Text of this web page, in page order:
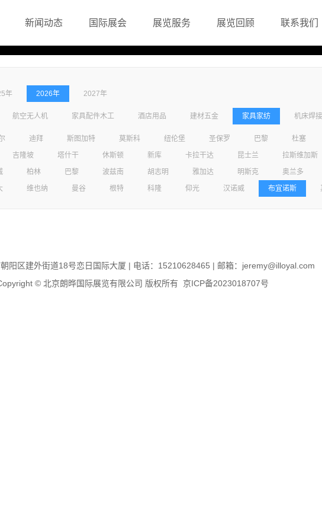
新闻动态 国际展会 展览服务 展览回顾 联系我们
年 2026年 2027年
航空无人机 家具配件木工 酒店用品 建材五金 家具家纺 机床焊接
迪拜 斯图加特 莫斯科 纽伦堡 圣保罗 巴黎 杜塞
吉隆坡 塔什干 休斯顿 新库 卡拉干达 昆士兰 拉斯维加斯
柏林 巴黎 波兹南 胡志明 雅加达 明斯克 奥兰多
维也纳 曼谷 根特 科隆 仰光 汉诺威 布宜诺斯
阳区建外街道18号恋日国际大厦 | 电话：15210628465 | 邮箱：jeremy@illoyal.com
© 北京朗晔国际展览有限公司 版权所有 京ICP备2023018707号